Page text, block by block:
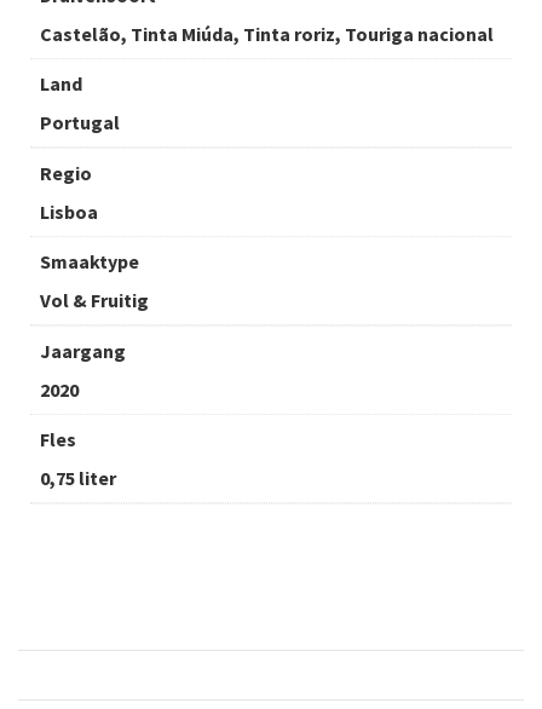
Castelão, Tinta Miúda, Tinta roriz, Touriga nacional
Land
Portugal
Regio
Lisboa
Smaaktype
Vol & Fruitig
Jaargang
2020
Fles
0,75 liter